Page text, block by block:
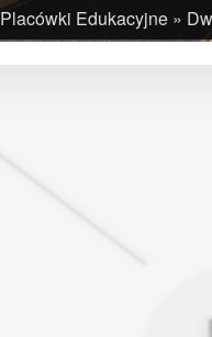
Placówki Edukacyjne »